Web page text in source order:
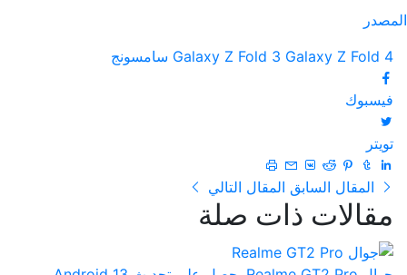
المصدر
Galaxy Z Fold 3 Galaxy Z Fold 4 سامسونج
فيسبوك
تويتر
المقال السابق المقال التالي
مقالات ذات صلة